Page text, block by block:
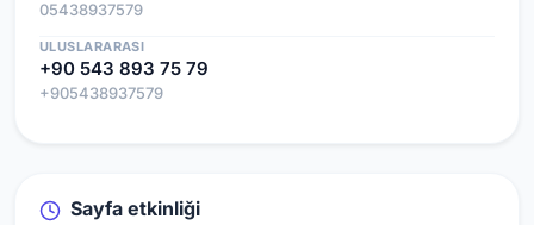
05438937579
ULUSLARARASI
+90 543 893 75 79
+905438937579
Sayfa etkinliği